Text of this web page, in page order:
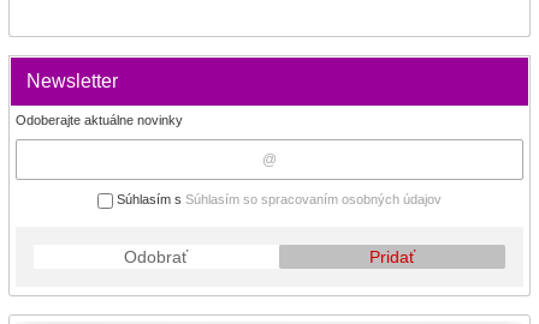
Newsletter
Odoberajte aktuálne novinky
Súhlasím s Súhlasím so spracovaním osobných údajov
Odobrať Pridať